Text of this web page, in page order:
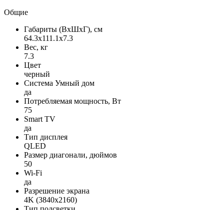
Общие
Габариты (ВxШxГ), см
64.3x111.1x7.3
Вес, кг
7.3
Цвет
черный
Система Умный дом
да
Потребляемая мощность, Вт
75
Smart TV
да
Тип дисплея
QLED
Размер диагонали, дюймов
50
Wi-Fi
да
Разрешение экрана
4K (3840x2160)